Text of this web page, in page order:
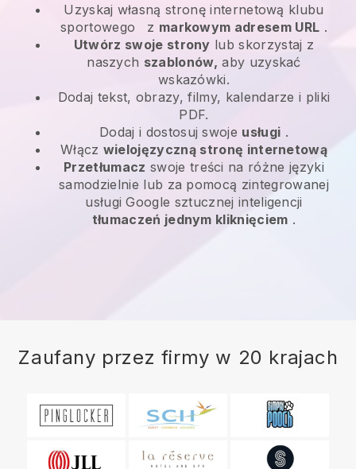
Uzyskaj własną stronę internetową klubu
sportowego
z markowym adresem URL .
Utwórz swoje strony lub skorzystaj z
naszych szablonów, aby uzyskać
wskazówki.
Dodaj tekst, obrazy, filmy, kalendarze i pliki
PDF.
Dodaj i dostosuj swoje usługi .
Włącz wielojęzyczną stronę internetową
Przetłumacz swoje treści na różne języki
samodzielnie lub za pomocą zintegrowanej
usługi Google sztucznej inteligencji
tłumaczeń jednym kliknięciem .
Zaufany przez firmy w 20 krajach